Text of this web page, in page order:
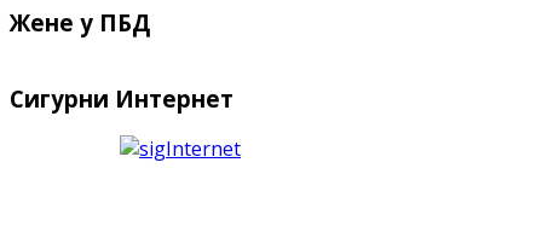
Жене у ПБД
Сигурни Интернет